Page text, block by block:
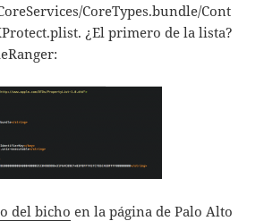
CoreTypes.bundle/Cont
¿El primero de la lista?
del bicho en la página de Palo Alto